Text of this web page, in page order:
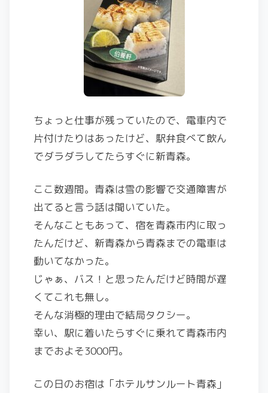
ちょっと仕事が残っていたので、電車内で
片付けたりはあったけど、駅弁食べて飲ん
でダラダラしてたらすぐに新青森。
ここ数週間。青森は雪の影響で交通障害が
出てると言う話は聞いていた。
そんなこともあって、宿を青森市内に取っ
たんだけど、新青森から青森までの電車は
動いてなかった。
じゃぁ、バス！と思ったんだけど時間が遅
くてこれも無し。
そんな消極的理由で結局タクシー。
幸い、駅に着いたらすぐに乗れて青森市内
までおよそ3000円。
この日のお宿は「ホテルサンルート青森」